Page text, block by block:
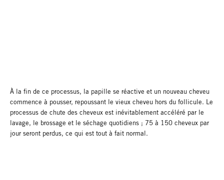
À la fin de ce processus, la papille se réactive et un nouveau cheveu
commence à pousser, repoussant le vieux cheveu hors du follicule. Le
processus de chute des cheveux est inévitablement accéléré par le
lavage, le brossage et le séchage quotidiens ; 75 à 150 cheveux par
jour seront perdus, ce qui est tout à fait normal.